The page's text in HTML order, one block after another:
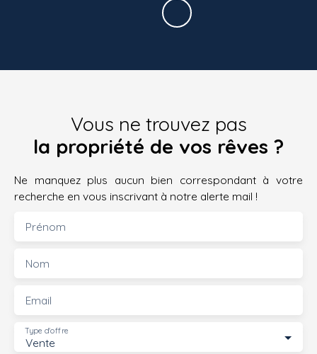
Vous ne trouvez pas
la propriété de vos rêves ?
Ne manquez plus aucun bien correspondant à votre
recherche en vous inscrivant à notre alerte mail !
Prénom
Nom
Email
Vente
Type d'offre